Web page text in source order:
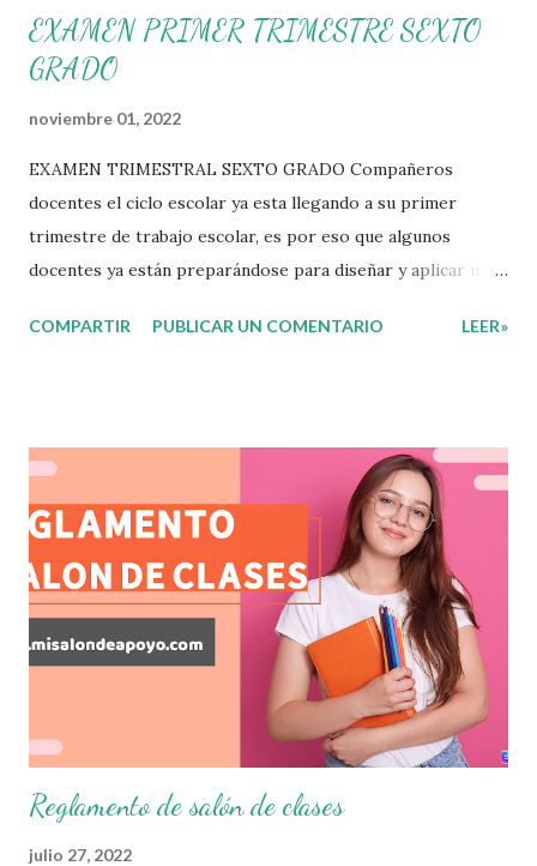
EXAMEN PRIMER TRIMESTRE SEXTO
GRADO
noviembre 01, 2022
EXAMEN TRIMESTRAL SEXTO GRADO Compañeros
docentes el ciclo escolar ya esta llegando a su primer
trimestre de trabajo escolar, es por eso que algunos
docentes ya están preparándose para diseñar y aplicar una
por parte de nuestros aprendientes. El examen consta de
aprendizajes claves que sus nuevos aprendientes ya
lograron alcanzar y de aquellos que aun necesitan
consolidar. Esto con la finalidad de que elaboramos un
plan de intervención adecuado para atender las necesidades
que nuestro grupo requiera de acuerdo a los resultados del
examen trimestral que apliquemos. Sin mas que decir les
damos las gracias para seguir apoyándonos en este nuevo
blog educativo y gracias por su preferencia. Recuerden
que todo material que aquí se comparte solo se hac...
COMPARTIR PUBLICAR UN COMENTARIO LEER»
Reglamento de salón de clases
julio 27, 2022